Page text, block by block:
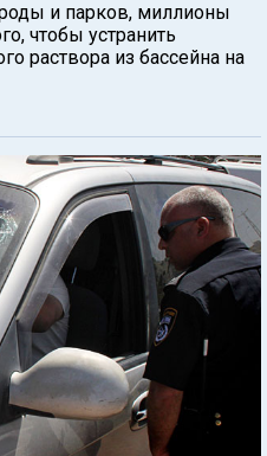
и парков, миллионы
чтобы устранить
раствора из бассейна на